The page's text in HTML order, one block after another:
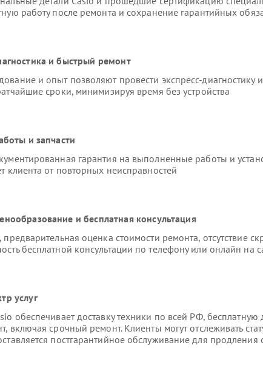
работу после ремонта и сохранение гарантийных
и быстрый ремонт
и опыт позволяют провести экспресс-диагностику и
сроки, минимизируя время без устройства
и запчасти
гарантия на выполненные работы и
клиента от повторных неисправностей
и бесплатная консультация
оценка стоимости ремонта, отсутствие
бесплатной консультации по телефону или онлайн на
услуг
обеспечивает доставку техники по всей РФ, бесплатную
включая срочный ремонт. Клиенты могут отслеживать
постгарантийное обслуживание для продления